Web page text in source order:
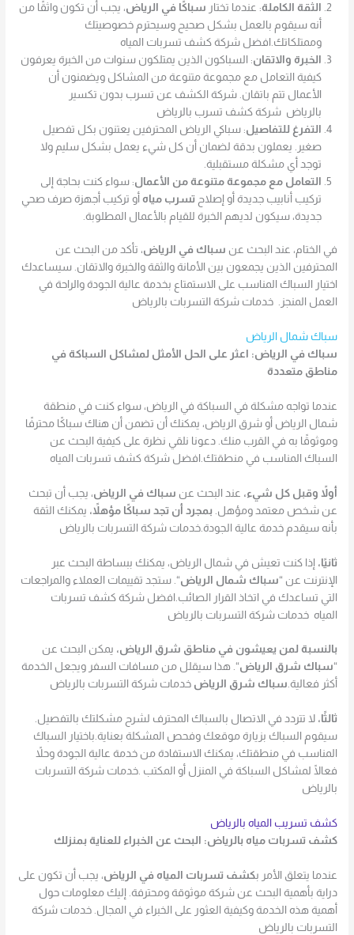
الثقة الكاملة: عندما تختار سباكًا في الرياض، يجب أن تكون واثقًا من
أنه سيقوم بالعمل بشكل صحيح وسيحترم خصوصيتك
وممتلكاتك.افضل شركة كشف تسربات المياه
الخبرة والاتقان: السباكون الذين يمتلكون سنوات من الخبرة يعرفون
كيفية التعامل مع مجموعة متنوعة من المشاكل ويضمنون أن
الأعمال تتم باتقان. شركة الكشف عن تسرب بدون تكسير
بالرياض شركة كشف تسرب بالرياض
التفرغ للتفاصيل: سباكي الرياض المحترفين يعتنون بكل تفصيل
صغير. يعملون بدقة لضمان أن كل شيء يعمل بشكل سليم ولا
توجد أي مشكلة مستقبلية.
التعامل مع مجموعة متنوعة من الأعمال: سواء كنت بحاجة إلى
تركيب أنابيب جديدة أو إصلاحتسرب مياه أو تركيب أجهزة صرف صحي
جديدة، سيكون لديهم الخبرة للقيام بالأعمال المطلوبة.
في الختام، عند البحث عن سباك في الرياض، تأكد من البحث عن
المحترفين الذين يجمعون بين الأمانة والثقة والخبرة والاتقان. سيساعدك
اختيار السباك المناسب على الاستمتاع بخدمة عالية الجودة والراحة في
العمل المنجز. خدمات شركة التسربات بالرياض
سباك شمال الرياض
سباك في الرياض: اعثر على الحل الأمثل لمشاكل السباكة في
مناطق متعددة
عندما تواجه مشكلة في السباكة في الرياض، سواء كنت في منطقة
شمال الرياض أو شرق الرياض، يمكنك أن تضمن أن هناك سباكًا محترفًا
وموثوقًا به في القرب منك. دعونا نلقي نظرة على كيفية البحث عن
السباك المناسب في منطقتك.افضل شركة كشف تسربات المياه
أولاً وقبل كل شيء، عند البحث عن سباك في الرياض، يجب أن تبحث
عن شخص معتمد ومؤهل. بمجرد أن تجد سباكًا مؤهلاً، يمكنك الثقة
بأنه سيقدم خدمة عالية الجودة.خدمات شركة التسربات بالرياض
ثانيًا، إذا كنت تعيش في شمال الرياض، يمكنك ببساطة البحث عبر
الإنترنت عن “سباك شمال الرياض“. ستجد تقييمات العملاء والمراجعات
التي تساعدك في اتخاذ القرار الصائب.افضل شركة كشف تسربات
المياه خدمات شركة التسربات بالرياض
بالنسبة لمن يعيشون في مناطق شرق الرياض، يمكن البحث عن
“سباك شرق الرياض“. هذا سيقلل من مسافات السفر ويجعل الخدمة
أكثر فعالية.سباك شرق الرياضخدمات شركة التسربات بالرياض
ثالثًا، لا تتردد في الاتصال بالسباك المحترف لشرح مشكلتك بالتفصيل.
سيقوم السباك بزيارة موقعك وفحص المشكلة بعناية.باختيار السباك
المناسب في منطقتك، يمكنك الاستفادة من خدمة عالية الجودة وحلاً
فعالًا لمشاكل السباكة في المنزل أو المكتب .خدمات شركة التسربات
بالرياض
كشف تسريب المياه بالرياض
كشف تسربات مياه بالرياض: البحث عن الخبراء للعناية بمنزلك
عندما يتعلق الأمر بكشف تسربات المياه في الرياض، يجب أن تكون على
دراية بأهمية البحث عن شركة موثوقة ومحترفة. إليك معلومات حول
أهمية هذه الخدمة وكيفية العثور على الخبراء في المجال. خدمات شركة
التسربات بالرياض